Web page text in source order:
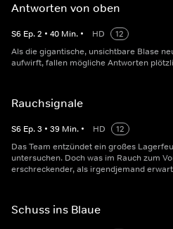
Antworten von oben
S6 Ep.2 • 40 Min. • HD
12
Als die gigantische, unsichtbare Blase
aufwirft, fallen mögliche Antworten
Rauchsignale
S6 Ep.3 • 39 Min. • HD
12
Das Team entzündet ein großes
untersuchen. Doch was im Rauch zum
erschreckender, als irgendjemand
Schuss ins Blaue